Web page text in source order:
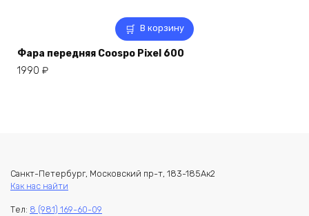
В корзину
Фара передняя Coospo Pixel 600
1990 ₽
Санкт-Петербург, Московский пр-т, 183-185Ак2
Как нас найти
Тел: 8 (981) 169-60-09